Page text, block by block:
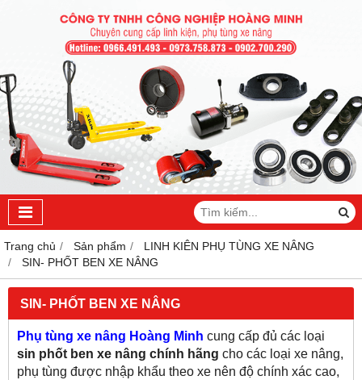
Trang chủ Sản phẩm
LINH KIÊN PHỤ TÙNG XE NÂNG
SIN- PHỐT BEN XE NÂNG
SIN- PHỐT BEN XE NÂNG
Phụ tùng xe nâng Hoàng Minh cung cấp đủ các loại
sin phốt ben xe nâng chính hãng cho các loại xe nâng,
phụ tùng được nhập khẩu theo xe nên độ chính xác cao,